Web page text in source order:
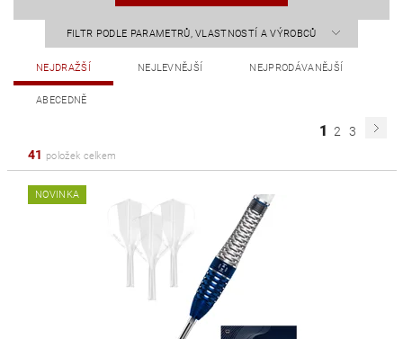
FILTR PODLE PARAMETRŮ, VLASTNOSTÍ A VÝROBCŮ
NEJDRAŽŠÍ NEJLEVNĚJŠÍ NEJPRODÁVANĚJŠÍ
ABECEDNĚ
1 2
3
41 položek celkem
NOVINKA